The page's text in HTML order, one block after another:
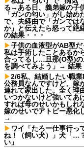
る→ある日、義弟嫁の子
「ガンの匂い」がし始め
で、夫経由で「ガンでは
か」と伝えたら怒って絶
の結果・・・
子供の血液型がAB型だ
私は手術したことあるか
合ってるし…旦那(O型)の
を調べてみよう」→ 結果
2/6私、結婚したい職
公務員なんですけど、嫁
連れて家出した。全く理
いつかないけど強いてあ
すれば母のせいかもしれ
嫁のせいでアトピー悪化
→
ワイ「たろー仕事行っ
ね！（飼い犬）」犬「…
い」